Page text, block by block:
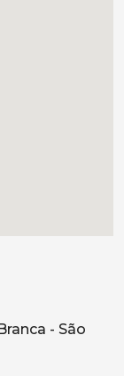
- São